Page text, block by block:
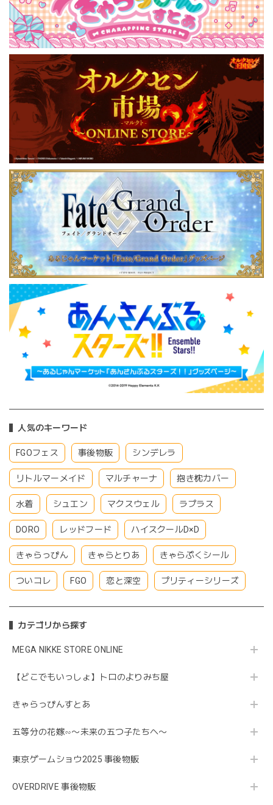
人気のキーワード
FGOフェス 事後物販 シンデレラ
リトルマーメイド マルチャーナ 抱き枕カバー
水着 シュエン マクスウェル ラプラス
DORO レッドフード ハイスクールD×D
きゃらっぴん きゃらとりあ きゃらぷくシール
ついコレ FGO 恋と深空 プリティーシリーズ
カテゴリから探す
MEGA NIKKE STORE ONLINE
【どこでもいっしょ】トロのよりみち屋
きゃらっぴんすとあ
五等分の花嫁∽〜未来の五つ子たちへ〜
東京ゲームショウ2025 事後物販
OVERDRIVE 事後物販